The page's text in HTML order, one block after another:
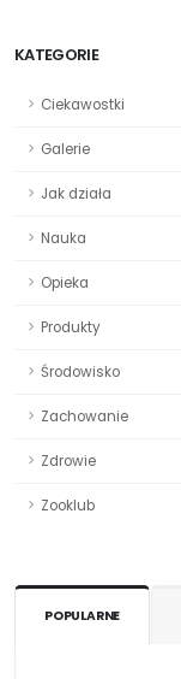
KATEGORIE
Ciekawostki
Galerie
Jak działa
Nauka
Opieka
Produkty
Środowisko
Zachowanie
Zdrowie
Zooklub
POPULARNE